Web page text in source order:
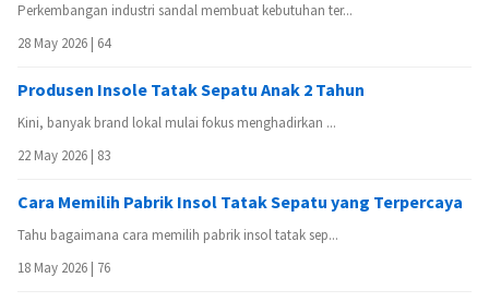
Perkembangan industri sandal membuat kebutuhan ter...
28 May 2026 | 64
Produsen Insole Tatak Sepatu Anak 2 Tahun
Kini, banyak brand lokal mulai fokus menghadirkan ...
22 May 2026 | 83
Cara Memilih Pabrik Insol Tatak Sepatu yang Terpercaya
Tahu bagaimana cara memilih pabrik insol tatak sep...
18 May 2026 | 76